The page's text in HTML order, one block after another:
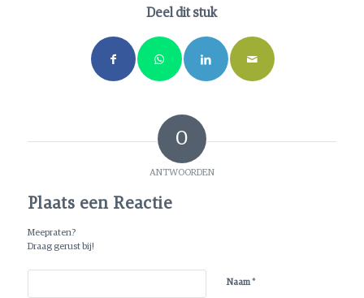
Deel dit stuk
0
ANTWOORDEN
Plaats een Reactie
Meepraten?
Draag gerust bij!
Naam*